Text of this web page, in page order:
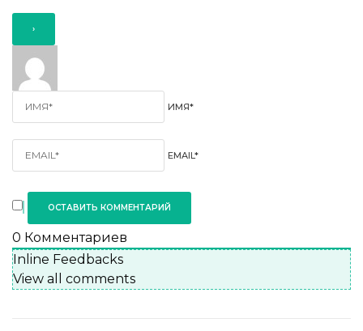
ИМЯ*
EMAIL*
0 Комментариев
Inline Feedbacks
View all comments